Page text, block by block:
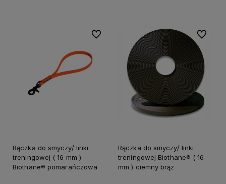
Rączka do smyczy/ linki
treningowej ( 16 mm )
Biothane® pomarańczowa
Do ulubionych
Rączka do smyczy/ linki
treningowej Biothane® ( 16
mm ) ciemny brąz
Do